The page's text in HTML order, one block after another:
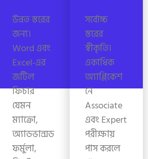
উন্নত স্তরের
জন্য।
Word এবং
Excel-এর
জটিল
ফিচার
যেমন
ম্যাক্রো,
অ্যাডভান্সড
ফর্মুলা,
সর্বোচ্চ
স্তরের
স্বীকৃতি।
একাধিক
অ্যাপ্লিকেশ
নে
Associate
এবং Expert
পরীক্ষায়
পাস করলে